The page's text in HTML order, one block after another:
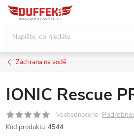
Přejít
obsah
Záchrana na vodě
IONIC Rescue
Neohodnoceno
Kód produktu: 4544